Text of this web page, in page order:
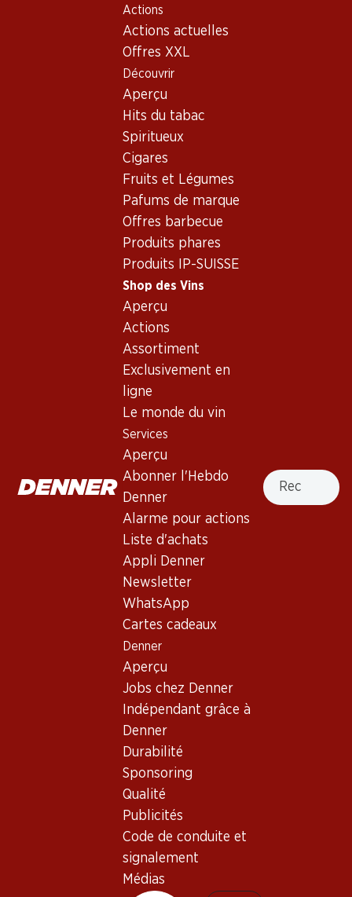
Actions
Actions actuelles
Offres XXL
Découvrir
Aperçu
Hits du tabac
Spiritueux
Cigares
Fruits et Légumes
Pafums de marque
Offres barbecue
Produits phares
Produits IP-SUISSE
Shop des Vins
Aperçu
Actions
Assortiment
Exclusivement en
ligne
Le monde du vin
Services
Aperçu
Abonner l'Hebdo
Denner
Alarme pour actions
Liste d'achats
Appli Denner
Newsletter
WhatsApp
Cartes cadeaux
Denner
Aperçu
Jobs chez Denner
Indépendant grâce à
Denner
Durabilité
Sponsoring
Qualité
Publicités
Code de conduite et
signalement
Médias
Recherche
Shop des Vins
Hallau Hallauer Schlosspfau Rosé 70
Hallauer Schlosspfau Rosé 70
Hallau, 2006
Suisse, Hallau, 2006, 70 cl
Bon à savoir
Température de dégustation
Empreinte carbone